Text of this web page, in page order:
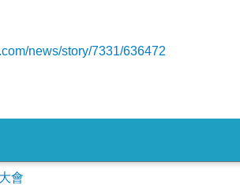
news/story/7331/636472
會